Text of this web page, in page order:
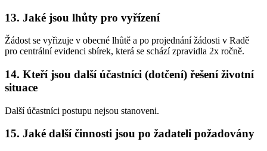
13. Jaké jsou lhůty pro vyřízení
Žádost se vyřizuje v obecné lhůtě a po projednání žádosti v Radě
pro centrální evidenci sbírek, která se schází zpravidla 2x ročně.
14. Kteří jsou další účastníci (dotčení) řešení životní
situace
Další účastníci postupu nejsou stanoveni.
15. Jaké další činnosti jsou po žadateli požadovány